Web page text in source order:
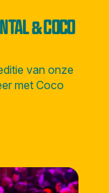
& COCO
van onze
met Coco